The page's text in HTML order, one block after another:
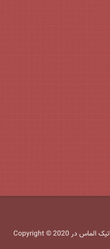
Copyright © 2020 کلیه حقوق وب سایت متعلق به شرکت درب اتوماتیک الماس در